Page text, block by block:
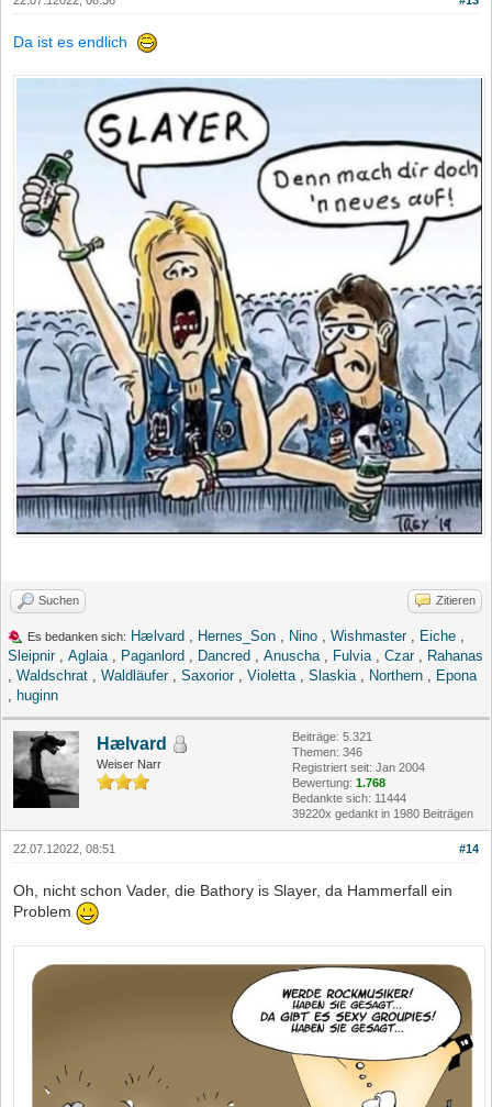
Da ist es endlich
Suchen Zitieren
Es bedanken sich: Hælvard , Hernes_Son , Nino , Wishmaster, Eiche ,
Sleipnir, Aglaia, Paganlord , Dancred , Anuscha, Fulvia, Czar, Rahanas
, Waldschrat , Waldläufer, Saxorior, Violetta, Slaskia, Northern , Epona
, huginn
Hælvard
Weiser Narr
Beiträge: 5.321
Themen: 346
Registriert seit: Jan 2004
Bewertung: 1.768
Bedankte sich: 11444
39220x gedankt in 1980 Beiträgen
#14
22.07.12022, 08:51
Oh, nicht schon Vader, die Bathory is Slayer, da Hammerfall ein
Problem